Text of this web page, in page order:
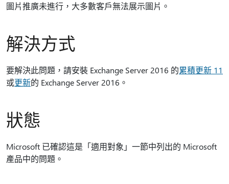
圖片推廣未進行，大多數客戶無法展示圖片。
解決方式
要解決此問題，請安裝 Exchange Server 2016 的累積更新 11
或更新的 Exchange Server 2016。
狀態
Microsoft 已確認這是「適用對象」一節中列出的 Microsoft
產品中的問題。